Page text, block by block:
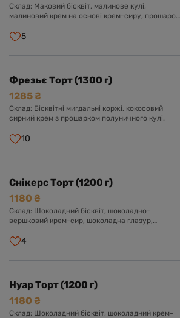
Склад: Маковий бісквіт, малинове кулі,
малиновий крем на основі крем-сиру, прошарок
5
Фрезьє Торт (1300 г)
1285 ₴
Склад: Бісквітні мигдальні коржі, кокосовий
сирний крем з прошарком полуничного кулі.
10
Снікерс Торт (1200 г)
1180 ₴
Склад: Шоколадний бісквіт, шоколадно-
вершковий крем-сир, шоколадна глазур,
Оформлений арахісом і солоною карамеллю.
4
Нуар Торт (1200 г)
1180 ₴
Склад: Шоколадний бісквіт, шоколадний крем-